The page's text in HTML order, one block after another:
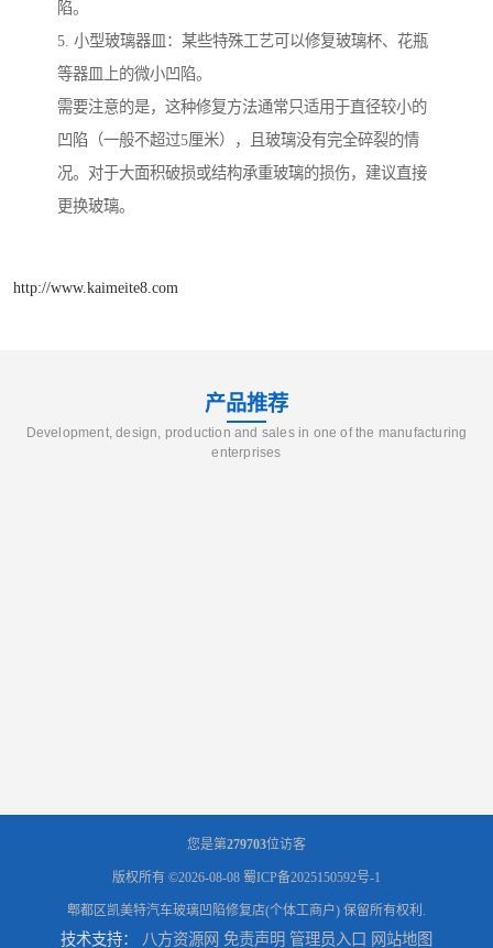
陷。
5. 小型玻璃器皿：某些特殊工艺可以修复玻璃杯、花瓶
等器皿上的微小凹陷。
需要注意的是，这种修复方法通常只适用于直径较小的
凹陷（一般不超过5厘米），且玻璃没有完全碎裂的情
况。对于大面积破损或结构承重玻璃的损伤，建议直接
更换玻璃。
http://www.kaimeite8.com
产品推荐
Development, design, production and sales in one of the manufacturing
enterprises
您是第279703位访客
版权所有 ©2026-08-08 蜀ICP备2025150592号-1
郫都区凯美特汽车玻璃凹陷修复店(个体工商户) 保留所有权利.
技术支持： 八方资源网 免责声明 管理员入口 网站地图